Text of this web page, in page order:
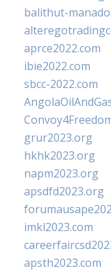
balithut-
aprce2022.com
ibie2022.com
sbcc-2022.com
grur2023.org
hkhk2023.org
napm2023.org
apsdfd2023.org
imkl2023.com
apsth2023.com